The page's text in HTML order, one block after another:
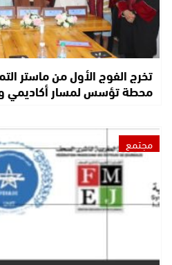
تخرج الفوج الأول من ماستر
محطة تؤسس لمسار أكاديمي
مجتمع